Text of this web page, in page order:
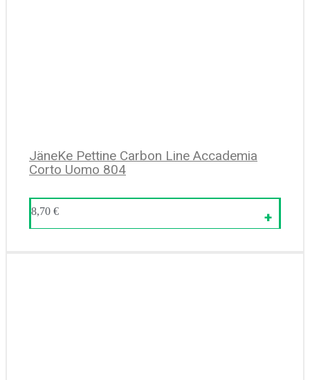
JäneKe Pettine Carbon Line Accademia
Corto Uomo 804
8,70 €